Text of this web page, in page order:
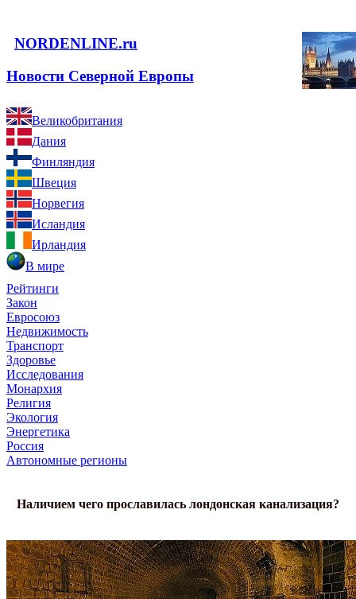
NORDENLINE.ru
Новости Северной Европы
Великобритания
Дания
Финляндия
Швеция
Норвегия
Исландия
Ирландия
В мире
Рейтинги
Закон
Евросоюз
Недвижимость
Транспорт
Здоровье
Исследования
Монархия
Религия
Экология
Энергетика
Россия
Автономные регионы
Наличием чего прославилась лондонская канализация?